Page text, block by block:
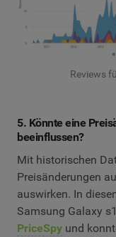
Reviews
5. Könnte eine
beeinflussen?
Mit historischen
Preisänderungen
auswirken. In
Samsung Galaxy
PriceSpy und